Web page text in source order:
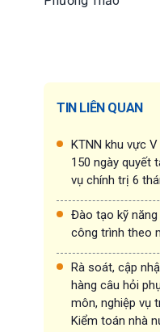
TIN LIÊN QUAN
KTNN khu vực
150 ngày quyết
vụ chính trị 6
Đào tạo kỹ
công trình theo
Rà soát, cập
hàng câu hỏi
môn, nghiệp vụ
Kiểm toán nhà